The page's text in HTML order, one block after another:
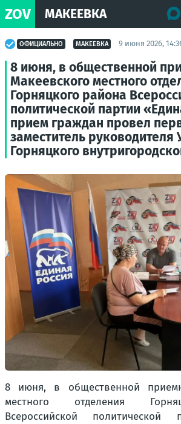
ZOV МАКЕЕВКА
ОФИЦИАЛЬНО МАКЕЕВКА 9 июня 2026,
8 июня, в общественной
Макеевского местного
Горняцкого района
политической партии
прием граждан провел
заместитель руководителя
Горняцкого
8 июня, в общественной
местного отделения
Всероссийской политической